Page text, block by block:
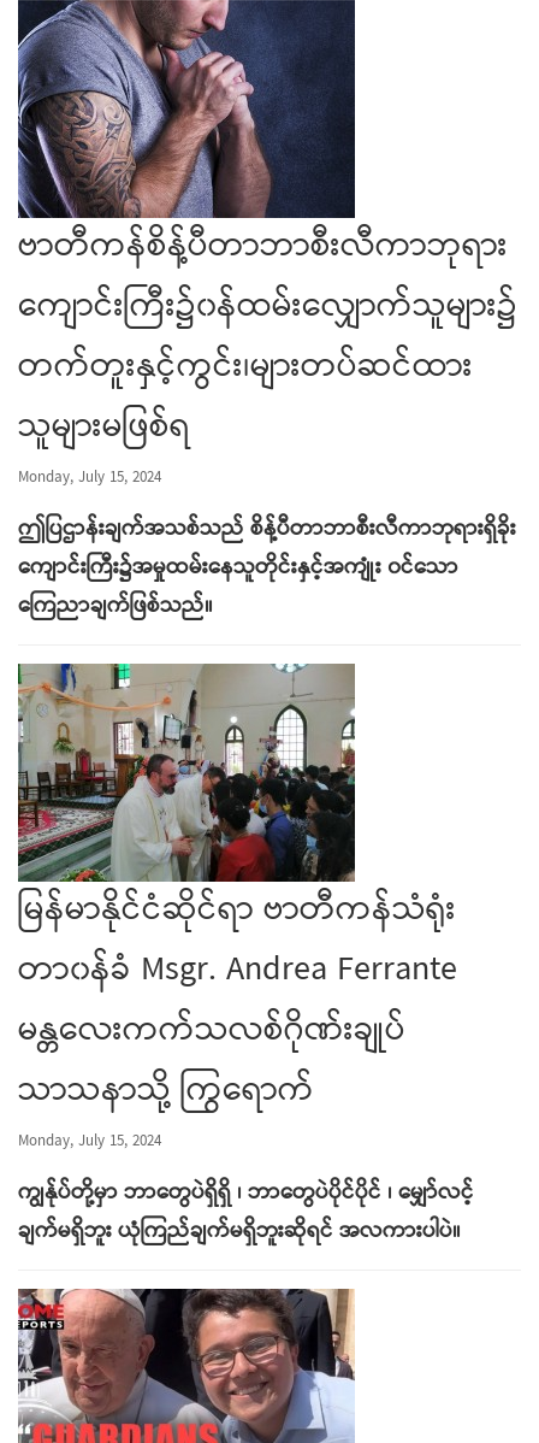
ဗာတီကန်စိန့်ပီတာဘာစီးလီကာဘုရား
ကျောင်းကြီး၌၀န်ထမ်းလျှောက်သူများ၌
တက်တူးနှင့်ကွင်း၊များတပ်ဆင်ထား
သူများမဖြစ်ရ
Monday, July 15, 2024
ဤပြဌာန်းချက်အသစ်သည် စိန့်ပီတာဘာစီးလီကာဘုရားရှိခိုး
ကျောင်းကြီး၌အမှုထမ်းနေသူတိုင်းနှင့်အကျုံး ၀င်သော
ကြေညာချက်ဖြစ်သည်။
မြန်မာနိုင်ငံဆိုင်ရာ ဗာတီကန်သံရုံး
တာ၀န်ခံ Msgr. Andrea Ferrante
မန္တလေးကက်သလစ်ဂိုဏ်းချုပ်
သာသနာသို့ ကြွရောက်
Monday, July 15, 2024
ကျွန်ုပ်တို့မှာ ဘာတွေပဲရှိရှိ ၊ ဘာတွေပဲပိုင်ပိုင် ၊ မျှော်လင့်
ချက်မရှိဘူး ယုံကြည်ချက်မရှိဘူးဆိုရင် အလကားပါပဲ။